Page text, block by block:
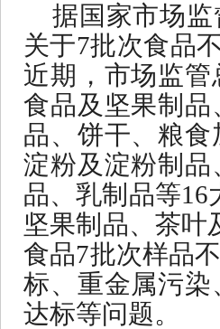
据国家市场
关于7批次食品
近期，市场监
食品及坚果制
品、饼干、粮
淀粉及淀粉制
品、乳制品等16
坚果制品、茶叶
食品7批次样品
标、重金属污
达标等问题。